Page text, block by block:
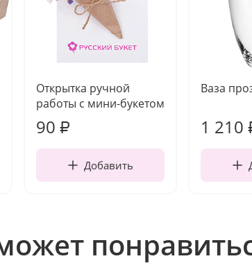
Открытка ручной
работы с мини-букетом
90 ₽
Добавить
Ваза
1 210